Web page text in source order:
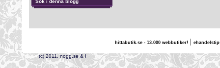
Sök i denna blogg
hittabutik.se - 13.000 webbutiker!|
(c) 2011, nogg.se & I